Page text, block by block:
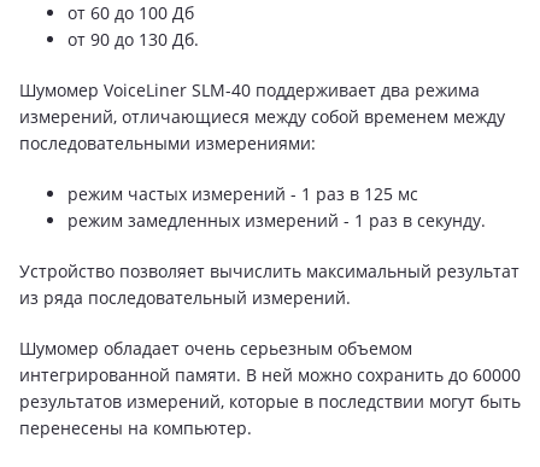
от 60 до 100 Дб
от 90 до 130 Дб.
Шумомер VoiceLiner SLM-40 поддерживает два режима
измерений, отличающиеся между собой временем между
последовательными измерениями:
режим частых измерений - 1 раз в 125 мс
режим замедленных измерений - 1 раз в секунду.
Устройство позволяет вычислить максимальный результат
из ряда последовательный измерений.
Шумомер обладает очень серьезным объемом
интегрированной памяти. В ней можно сохранить до 60000
результатов измерений, которые в последствии могут быть
перенесены на компьютер.